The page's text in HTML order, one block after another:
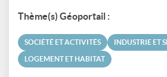
Thème(s) Géoportail :
SOCIÉTÉ ET ACTIVITÉS INDUSTRIE ET
LOGEMENT ET HABITAT